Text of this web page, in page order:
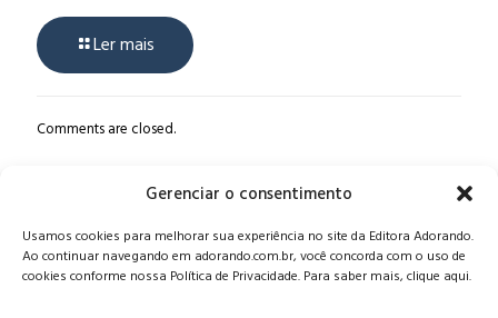
Gerenciar o consentimento
Usamos cookies para melhorar sua experiência no site da Editora Adorando.
Ao continuar navegando em adorando.com.br, você concorda com o uso de
cookies conforme nossa Política de Privacidade. Para saber mais, clique aqui.
Ler mais
Comments are closed.
Alameda Oscar Niemeyer, 1033 – 7º Andar - Portaria 04, Vila da
Serra - Nova Lima/MG, CEP: 34006-065 - MG
CONTATO:editora@adorando.com.br